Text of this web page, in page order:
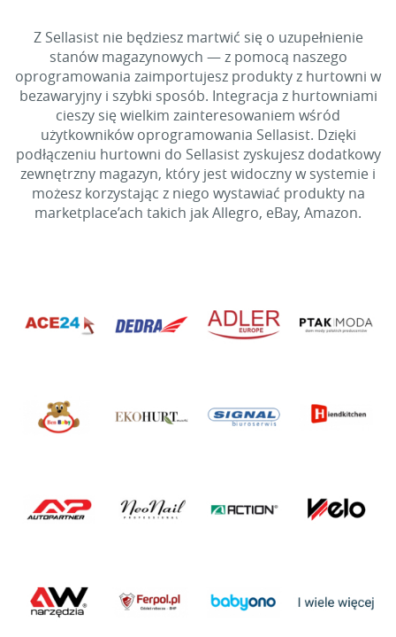
Z Sellasist nie będziesz martwić się o uzupełnienie
stanów magazynowych — z pomocą naszego
oprogramowania zaimportujesz produkty z hurtowni w
bezawaryjny i szybki sposób. Integracja z hurtowniami
cieszy się wielkim zainteresowaniem wśród
użytkowników oprogramowania Sellasist. Dzięki
podłączeniu hurtowni do Sellasist zyskujesz dodatkowy
zewnętrzny magazyn, który jest widoczny w systemie i
możesz korzystając z niego wystawiać produkty na
marketplace’ach takich jak Allegro, eBay, Amazon.